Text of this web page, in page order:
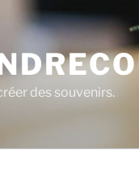
des souvenirs.